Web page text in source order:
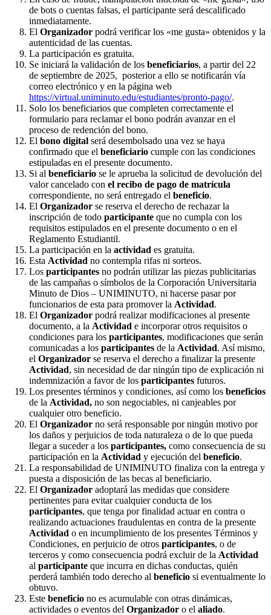
de bots o cuentas falsas, el participante será descalificado
inmediatamente.
El Organizador podrá verificar los «me gusta» obtenidos y la
autenticidad de las cuentas.
La participación es gratuita.
Se iniciará la validación de los beneficiarios, a partir del 22
de septiembre de 2025, posterior a ello se notificarán vía
correo electrónico y en la página web
https://virtual.uniminuto.edu/estudiantes/pronto-pago/.
Solo los beneficiarios que completen correctamente el
formulario para reclamar el bono podrán avanzar en el
proceso de redención del bono.
El bono digital será desembolsado una vez se haya
confirmado que el beneficiario cumple con las condiciones
estipuladas en el presente documento.
Si al beneficiario se le aprueba la solicitud de devolución del
valor cancelado con el recibo de pago de matrícula
correspondiente, no será entregado el beneficio.
El Organizador se reserva el derecho de rechazar la
inscripción de todo participante que no cumpla con los
requisitos estipulados en el presente documento o en el
Reglamento Estudiantil.
La participación en la actividad es gratuita.
Esta Actividad no contempla rifas ni sorteos.
Los participantes no podrán utilizar las piezas publicitarias
de las campañas o símbolos de la Corporación Universitaria
Minuto de Dios – UNIMINUTO, ni hacerse pasar por
funcionarios de esta para promover la Actividad.
El Organizador podrá realizar modificaciones al presente
documento, a la Actividad e incorporar otros requisitos o
condiciones para los participantes, modificaciones que serán
comunicadas a los participantes de la Actividad. Así mismo,
el Organizador se reserva el derecho a finalizar la presente
Actividad, sin necesidad de dar ningún tipo de explicación ni
indemnización a favor de los participantes futuros.
Los presentes términos y condiciones, así como los beneficios
de la Actividad, no son negociables, ni canjeables por
cualquier otro beneficio.
El Organizador no será responsable por ningún motivo por
los daños y perjuicios de toda naturaleza o de lo que pueda
llegar a suceder a los participantes, como consecuencia de su
participación en la Actividad y ejecución del beneficio.
La responsabilidad de UNIMINUTO finaliza con la entrega y
puesta a disposición de las becas al beneficiario.
El Organizador adoptará las medidas que considere
pertinentes para evitar cualquier conducta de los
participantes, que tenga por finalidad actuar en contra o
realizando actuaciones fraudulentas en contra de la presente
Actividad o en incumplimiento de los presentes Términos y
Condiciones, en perjuicio de otros participantes, o de
terceros y como consecuencia podrá excluir de la Actividad
al participante que incurra en dichas conductas, quién
perderá también todo derecho al beneficio si eventualmente lo
obtuvo.
Este beneficio no es acumulable con otras dinámicas,
actividades o eventos del Organizador o el aliado.